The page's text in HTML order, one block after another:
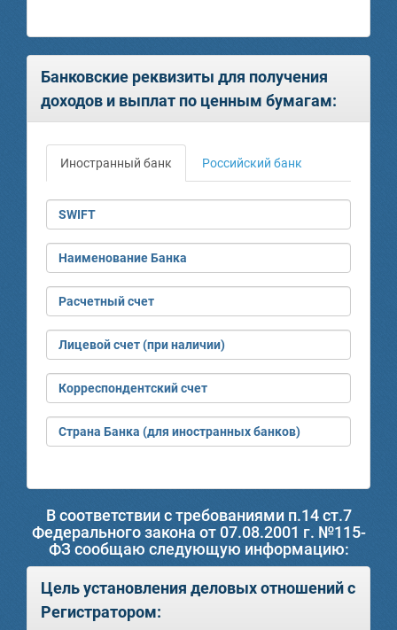
Банковские реквизиты для получения
доходов и выплат по ценным бумагам:
Иностранный банк Российский банк
SWIFT
Наименование Банка
Расчетный счет
Лицевой счет (при наличии)
Корреспондентский счет
Страна Банка (для иностранных банков)
В соответствии с требованиями п.14 ст.7
Федерального закона от 07.08.2001 г. №115-
ФЗ сообщаю следующую информацию:
Цель установления деловых отношений с
Регистратором: